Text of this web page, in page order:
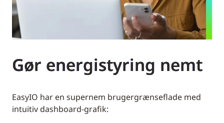
Gør energistyring nemt
EasyIO har en supernem brugergrænseflade med
intuitiv dashboard-grafik: